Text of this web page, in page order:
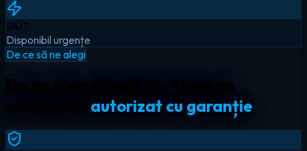
24/7
Disponibil urgențe
De ce să ne alegi
autorizat cu garanție